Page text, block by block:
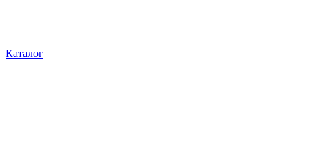
Каталог